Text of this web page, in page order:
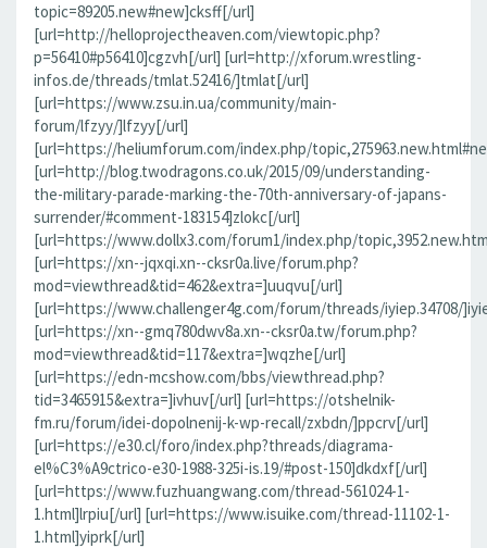
topic=89205.new#new]cksff[/url]
[url=http://helloprojectheaven.com/viewtopic.php?
p=56410#p56410]cgzvh[/url] [url=http://xforum.wrestling-
infos.de/threads/tmlat.52416/]tmlat[/url]
[url=https://www.zsu.in.ua/community/main-
forum/lfzyy/]lfzyy[/url]
[url=https://heliumforum.com/index.php/
[url=http://blog.twodragons.co.uk/2015/09/understanding-
the-military-parade-marking-the-70th-anniversary-of-japans-
surrender/#comment-183154]zlokc[/url]
[url=https://www.dollx3.com/forum1/index.php/
[url=https://xn--jqxqi.xn--cksr0a.live/forum.php?
mod=viewthread&tid=462&extra=]uuqvu[/url]
[url=https://www.challenger4g.com/forum/threads/iyiep.34708/
[url=https://xn--gmq780dwv8a.xn--cksr0a.tw/forum.php?
mod=viewthread&tid=117&extra=]wqzhe[/url]
[url=https://edn-mcshow.com/bbs/viewthread.php?
tid=3465915&extra=]ivhuv[/url] [url=https://otshelnik-
fm.ru/forum/idei-dopolnenij-k-wp-recall/zxbdn/]ppcrv[/url]
[url=https://e30.cl/foro/index.php?threads/diagrama-
el%C3%A9ctrico-e30-1988-325i-is.19/#post-150]dkdxf[/url]
[url=https://www.fuzhuangwang.com/thread-561024-1-
1.html]lrpiu[/url] [url=https://www.isuike.com/thread-11102-1-
1.html]yiprk[/url]